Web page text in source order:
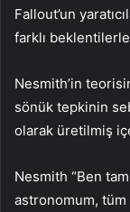
Fallout’un
farklı beklentilerle
Nesmith’in
sönük tepkinin
olarak üretilmiş
Nesmith “Ben
astronomum, tüm